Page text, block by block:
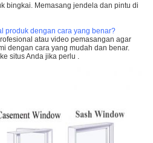
bingkai. Memasang jendela dan pintu di
produk dengan cara yang benar?
atau video pemasangan agar
dengan cara yang mudah dan benar.
situs Anda jika perlu .